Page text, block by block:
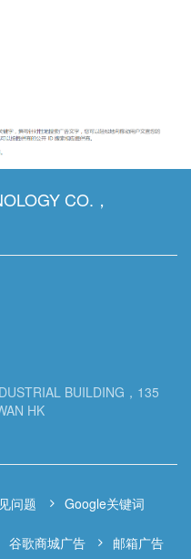
CO.，
BUILDING，135
HK
问题 Google关键词
谷歌商城广告 邮箱广告